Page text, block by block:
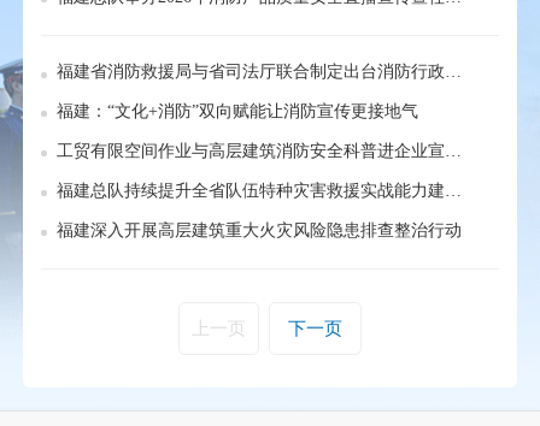
福建省消防救援局与省司法厅联合制定出台消防行政处罚裁量规定
福建：“文化+消防”双向赋能让消防宣传更接地气
福建深入开展高层建筑重大火灾风险隐患排查整治行动
上一页 下一页